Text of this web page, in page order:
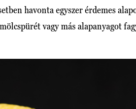
havonta egyszer érdemes
vagy más alapanyagot